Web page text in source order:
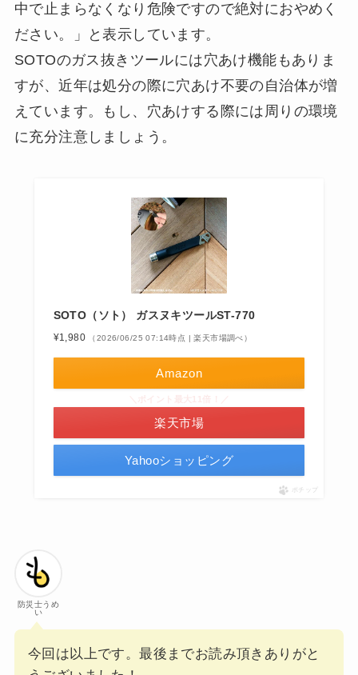
中で止まらなくなり危険ですので絶対におやめく
ださい。」と表示しています。
SOTOのガス抜きツールには穴あけ機能もありま
すが、近年は処分の際に穴あけ不要の自治体が増
えています。もし、穴あけする際には周りの環境
に充分注意しましょう。
SOTO（ソト） ガスヌキツールST-770
¥1,980 （2026/06/25 07:14時点 | 楽天市場調べ）
Amazon
楽天市場
Yahooショッピング
ポチップ
防災士うめ
い
今回は以上です。最後までお読み頂きありがと